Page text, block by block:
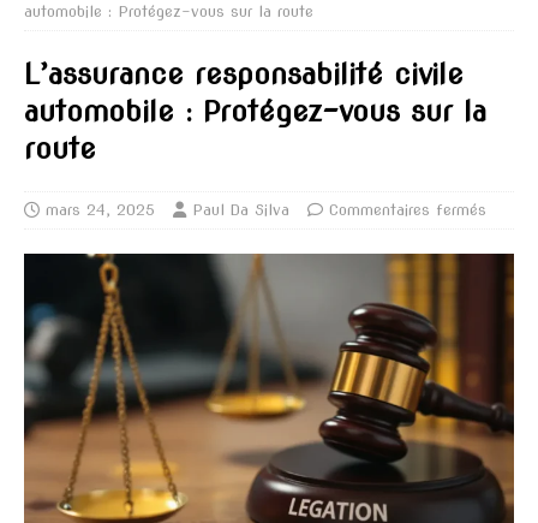
automobile : Protégez-vous sur la route
L’assurance responsabilité civile
automobile : Protégez-vous sur la
route
mars 24, 2025 Paul Da Silva Commentaires fermés